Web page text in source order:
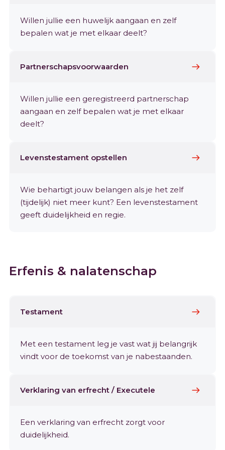
Willen jullie een huwelijk aangaan en zelf
bepalen wat je met elkaar deelt?
Partnerschapsvoorwaarden
Willen jullie een geregistreerd partnerschap
aangaan en zelf bepalen wat je met elkaar
deelt?
Levenstestament opstellen
Wie behartigt jouw belangen als je het zelf
(tijdelijk) niet meer kunt? Een levenstestament
geeft duidelijkheid en regie.
Erfenis & nalatenschap
Testament
Met een testament leg je vast wat jij belangrijk
vindt voor de toekomst van je nabestaanden.
Verklaring van erfrecht / Executele
Een verklaring van erfrecht zorgt voor
duidelijkheid.